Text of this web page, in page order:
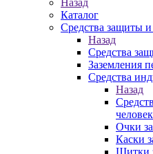
Назад
Каталог
Средства защиты и
Назад
Средства
Заземления
Средства
Назад
Очки
Каски
Щитки